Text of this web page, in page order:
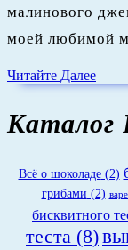
для
малинового
моей любимой
Читайте Далее
Каталог
Всё о шоколаде(2)
грибами (2)
бисквитного
теста (8)